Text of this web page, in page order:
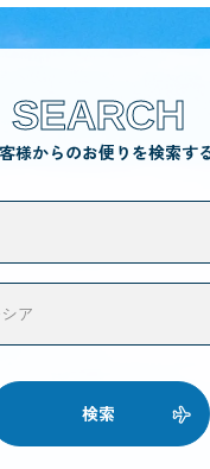
SEARCH
様からのお便りを検索す
検索